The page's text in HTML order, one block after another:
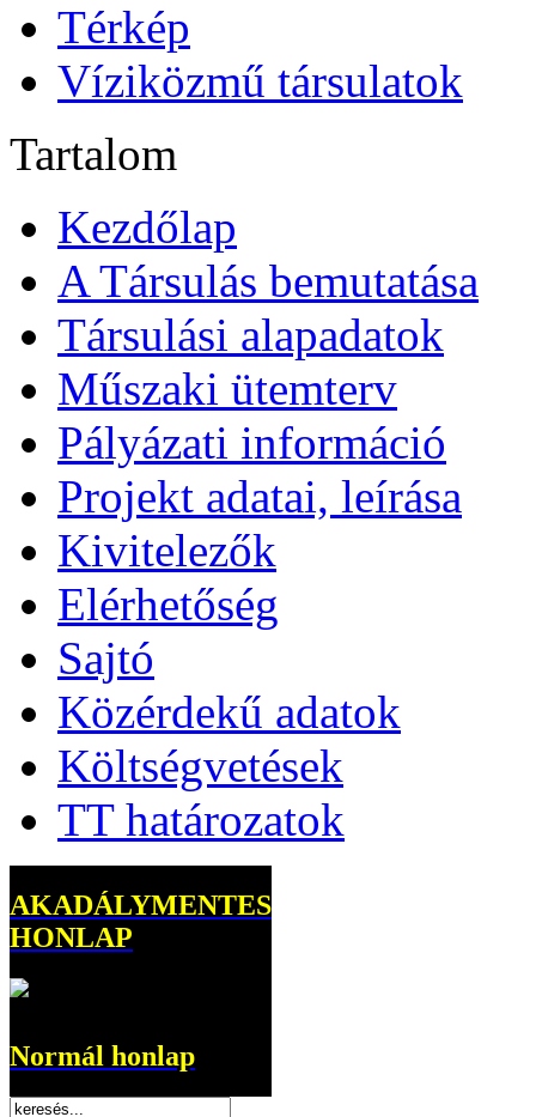
Térkép
Víziközmű társulatok
Tartalom
Kezdőlap
A Társulás bemutatása
Társulási alapadatok
Műszaki ütemterv
Pályázati információ
Projekt adatai, leírása
Kivitelezők
Elérhetőség
Sajtó
Közérdekű adatok
Költségvetések
TT határozatok
AKADÁLYMENTES
HONLAP
Normál honlap